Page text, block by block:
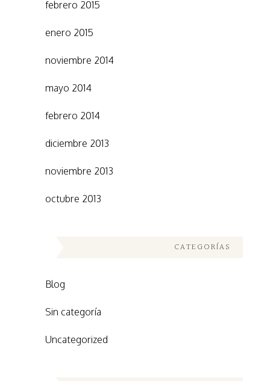
febrero 2015
enero 2015
noviembre 2014
mayo 2014
febrero 2014
diciembre 2013
noviembre 2013
octubre 2013
CATEGORÍAS
Blog
Sin categoría
Uncategorized